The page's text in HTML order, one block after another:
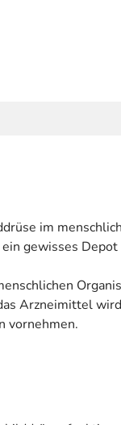
im
gewisses Depot
Arzneimittel
vornehmen.